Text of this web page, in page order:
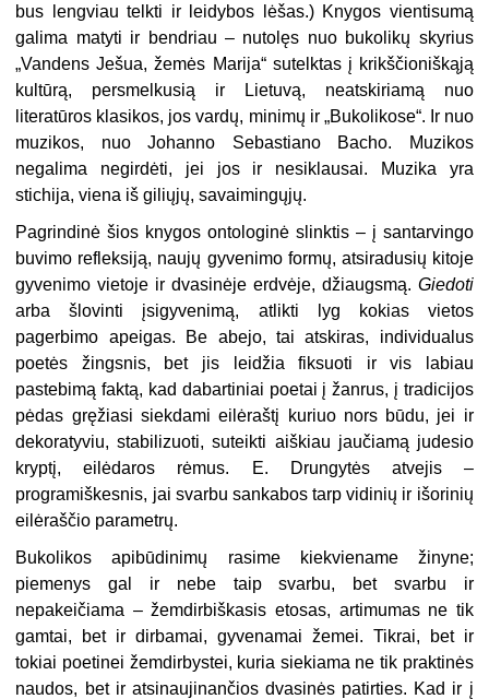
bus lengviau telkti ir leidybos lėšas.) Knygos vientisumą
galima matyti ir bendriau – nutolęs nuo bukolikų skyrius
„Vandens Ješua, žemės Marija“ sutelktas į krikščioniškąją
kultūrą, persmelkusią ir Lietuvą, neatskiriamą nuo
literatūros klasikos, jos vardų, minimų ir „Bukolikose“. Ir nuo
muzikos, nuo Johanno Sebastiano Bacho. Muzikos
negalima negirdėti, jei jos ir nesiklausai. Muzika yra
stichija, viena iš giliųjų, savaimingųjų.
Pagrindinė šios knygos ontologinė slinktis – į santarvingo
buvimo refleksiją, naujų gyvenimo formų, atsiradusių kitoje
gyvenimo vietoje ir dvasinėje erdvėje, džiaugsmą. Giedoti
arba šlovinti įsigyvenimą, atlikti lyg kokias vietos
pagerbimo apeigas. Be abejo, tai atskiras, individualus
poetės žingsnis, bet jis leidžia fiksuoti ir vis labiau
pastebimą faktą, kad dabartiniai poetai į žanrus, į tradicijos
pėdas gręžiasi siekdami eilėraštį kuriuo nors būdu, jei ir
dekoratyviu, stabilizuoti, suteikti aiškiau jaučiamą judesio
kryptį, eilėdaros rėmus. E. Drungytės atvejis –
programiškesnis, jai svarbu sankabos tarp vidinių ir išorinių
eilėraščio parametrų.
Bukolikos apibūdinimų rasime kiekviename žinyne;
piemenys gal ir nebe taip svarbu, bet svarbu ir
nepakeičiama – žemdirbiškasis etosas, artimumas ne tik
gamtai, bet ir dirbamai, gyvenamai žemei. Tikrai, bet ir
tokiai poetinei žemdirbystei, kuria siekiama ne tik praktinės
naudos, bet ir atsinaujinančios dvasinės patirties. Kad ir į